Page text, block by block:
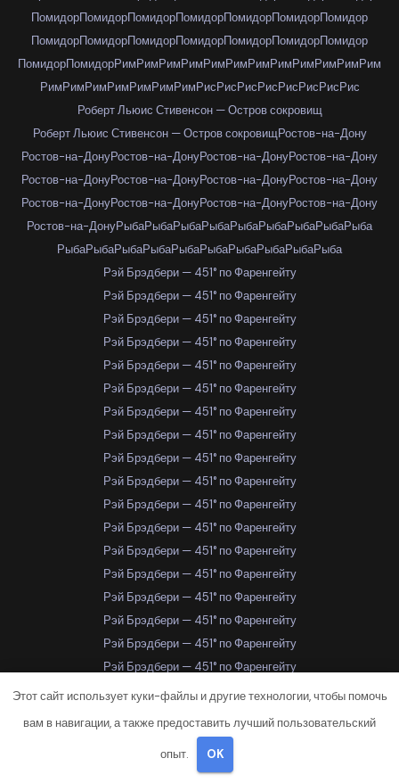
ПомидорПомидорПомидорПомидорПомидорПомидорПомидор
ПомидорПомидорПомидорПомидорПомидорПомидорПомидор
ПомидорПомидорРимРимРимРимРимРимРимРимРимРимРимРим
РимРимРимРимРимРимРимРисРисРисРисРисРисРисРис
Роберт Льюис Стивенсон — Остров сокровищ
Роберт Льюис Стивенсон — Остров сокровищРостов-на-Дону
Ростов-на-ДонуРостов-на-ДонуРостов-на-ДонуРостов-на-Дону
Ростов-на-ДонуРостов-на-ДонуРостов-на-ДонуРостов-на-Дону
Ростов-на-ДонуРостов-на-ДонуРостов-на-ДонуРостов-на-Дону
Ростов-на-ДонуРыбаРыбаРыбаРыбаРыбаРыбаРыбаРыбаРыба
РыбаРыбаРыбаРыбаРыбаРыбаРыбаРыбаРыбаРыба
Рэй Брэдбери — 451° по Фаренгейту
Рэй Брэдбери — 451° по Фаренгейту
Рэй Брэдбери — 451° по Фаренгейту
Рэй Брэдбери — 451° по Фаренгейту
Рэй Брэдбери — 451° по Фаренгейту
Рэй Брэдбери — 451° по Фаренгейту
Рэй Брэдбери — 451° по Фаренгейту
Рэй Брэдбери — 451° по Фаренгейту
Рэй Брэдбери — 451° по Фаренгейту
Рэй Брэдбери — 451° по Фаренгейту
Рэй Брэдбери — 451° по Фаренгейту
Рэй Брэдбери — 451° по Фаренгейту
Рэй Брэдбери — 451° по Фаренгейту
Рэй Брэдбери — 451° по Фаренгейту
Рэй Брэдбери — 451° по Фаренгейту
Рэй Брэдбери — 451° по Фаренгейту
Рэй Брэдбери — 451° по Фаренгейту
Рэй Брэдбери — 451° по Фаренгейту
Рэй Брэдбери — 451° по Фаренгейту
Рэй Брэдбери — 451° по Фаренгейту
Рэй Брэдбери — 451° по ФаренгейтуСамара
Этот сайт использует куки-файлы и другие технологии, чтобы помочь
вам в навигации, а также предоставить лучший пользовательский
опыт. OK